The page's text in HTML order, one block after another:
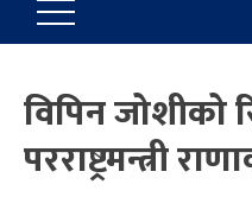
विपिन जोशीको
परराष्ट्रमन्त्री